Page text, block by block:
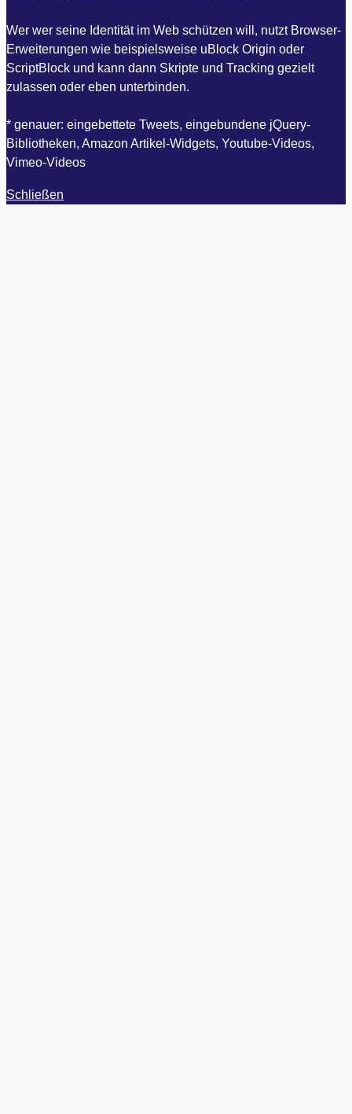
Wer wer seine Identität im Web schützen will, nutzt Browser-
Erweiterungen wie beispielsweise uBlock Origin oder
ScriptBlock und kann dann Skripte und Tracking gezielt
zulassen oder eben unterbinden.
* genauer: eingebettete Tweets, eingebundene jQuery-
Bibliotheken, Amazon Artikel-Widgets, Youtube-Videos,
Vimeo-Videos
Schließen